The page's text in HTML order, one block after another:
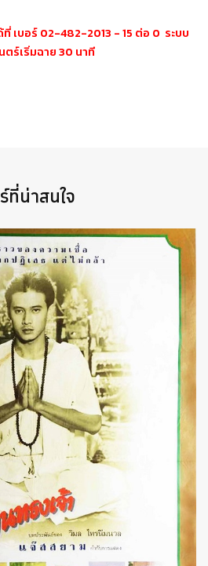
เบอร์ 02-482-2013 - 15 ต่อ 0 ระบบ
ร์เริ่มฉาย 30 นาที
น่าสนใจ